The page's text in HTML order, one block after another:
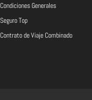
Condiciones Generales
Seguro Top
Contrato de Viaje Combinado